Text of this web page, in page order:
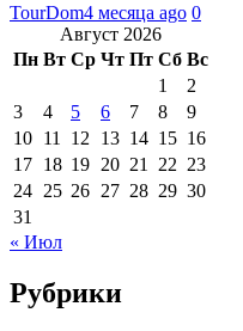
TourDom4 месяца ago 0
Август 2026
Пн Вт Ср Чт Пт Сб Вс
1
2
3
4 5 6 7 8
9
10 11 12 13 14 15 16
17 18 19 20 21 22 23
24 25 26 27 28 29 30
31
« Июл
Рубрики